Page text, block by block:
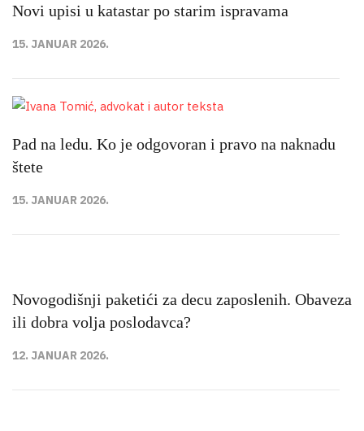
Novi upisi u katastar po starim ispravama
15. JANUAR 2026.
Pad na ledu. Ko je odgovoran i pravo na naknadu
štete
15. JANUAR 2026.
Novogodišnji paketići za decu zaposlenih. Obaveza
ili dobra volja poslodavca?
12. JANUAR 2026.